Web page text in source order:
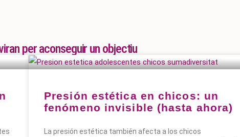
per aconseguir un objectiu
Presión estética en chicos: un
fenómeno invisible (hasta ahora)
La presión estética también afecta a los chicos